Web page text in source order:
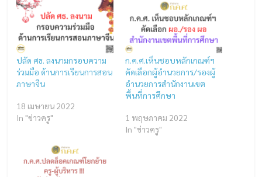
ปลัด ศธ. ลงนามกรอบความ
ร่วมมือ ด้านการเรียนการสอน
ภาษาจีน
18 เมษายน 2022
In "ข่าวครู"
ก.ค.ศ.เห็นชอบหลักเกณฑ์ฯ
คัดเลือกผู้อำนวยการ/รองผู้
อำนวยการสำนักงานเขต
พื้นที่การศึกษา
1 พฤษภาคม 2022
In "ข่าวครู"